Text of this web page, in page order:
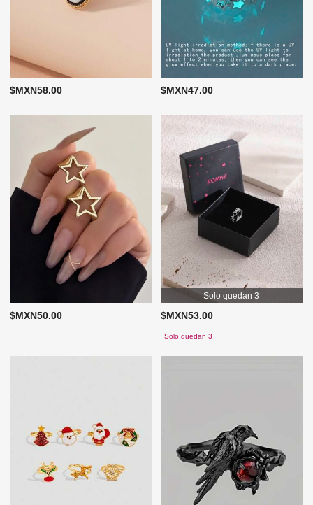
$MXN58.00 $MXN47.00
$MXN50.00
Solo quedan 3
$MXN53.00
Solo quedan 3